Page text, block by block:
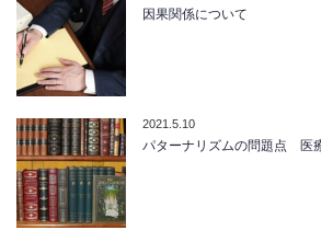
因果関係について
2021.5.10
パターナリズムの問題点 医